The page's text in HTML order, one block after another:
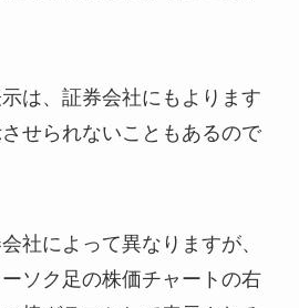
は、証券会社にもよります
せられないこともあるので
社によって異なりますが、
ソク足の株価チャートの右